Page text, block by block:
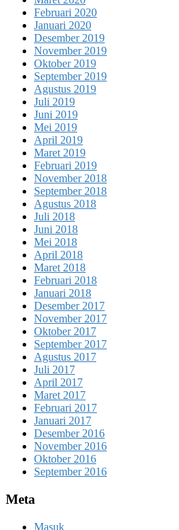
Februari 2020
Januari 2020
Desember 2019
November 2019
Oktober 2019
September 2019
Agustus 2019
Juli 2019
Juni 2019
Mei 2019
April 2019
Maret 2019
Februari 2019
November 2018
September 2018
Agustus 2018
Juli 2018
Juni 2018
Mei 2018
April 2018
Maret 2018
Februari 2018
Januari 2018
Desember 2017
November 2017
Oktober 2017
September 2017
Agustus 2017
Juli 2017
April 2017
Maret 2017
Februari 2017
Januari 2017
Desember 2016
November 2016
Oktober 2016
September 2016
Meta
Masuk